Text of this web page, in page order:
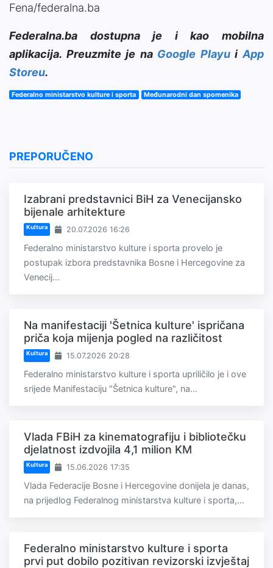
Fena/federalna.ba
Federalna.ba dostupna je i kao mobilna
aplikacija. Preuzmite je na Google PlayuiApp
Storeu.
Federalno ministarstvo kulture i sporta Međunarodni dan spomenika
PREPORUČENO
Izabrani predstavnici BiH za Venecijansko
bijenale arhitekture
Kultura 20.07.2026 16:26
Federalno ministarstvo kulture i sporta provelo je
postupak izbora predstavnika Bosne i Hercegovine za
Venecij...
Na manifestaciji 'Šetnica kulture' ispričana
priča koja mijenja pogled na različitost
Kultura 15.07.2026 20:28
Federalno ministarstvo kulture i sporta upriličilo je i ove
srijede Manifestaciju "Šetnica kulture", na...
Vlada FBiH za kinematografiju i bibliotečku
djelatnost izdvojila 4,1 milion KM
Kultura 15.06.2026 17:35
Vlada Federacije Bosne i Hercegovine donijela je danas,
na prijedlog Federalnog ministarstva kulture i sporta,...
Federalno ministarstvo kulture i sporta
prvi put dobilo pozitivan revizorski izvještaj